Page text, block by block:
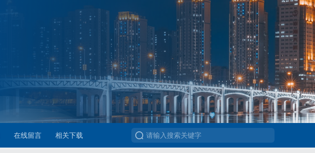
在线留言 相关下载